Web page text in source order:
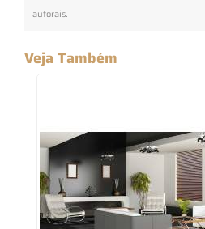
autorais.
Veja Também